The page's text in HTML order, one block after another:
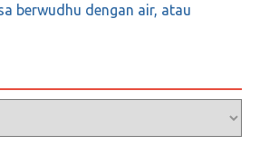
berwudhu dengan air, atau